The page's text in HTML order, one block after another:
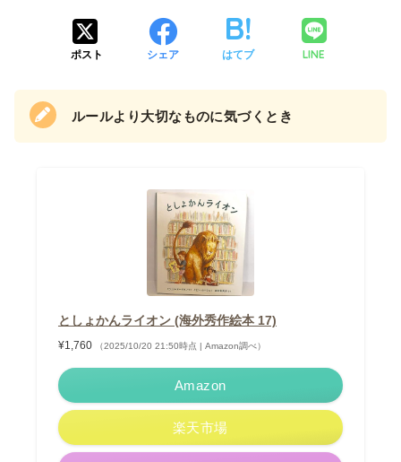
ポスト シェア はてブ LINE
ルールより大切なものに気づくとき
としょかんライオン (海外秀作絵本 17)
¥1,760 （2025/10/20 21:50時点 | Amazon調べ）
Amazon
楽天市場